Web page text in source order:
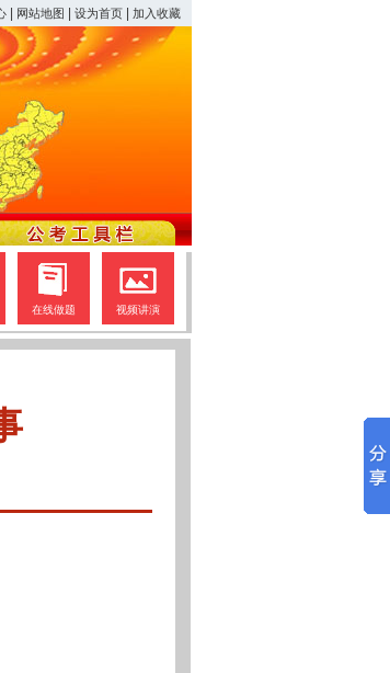
网站地图 设为首页 加入收藏
在线做题 视频讲演